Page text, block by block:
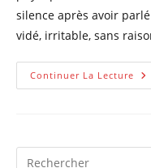
silence après avoir
vidé, irritable, sans
Continuer La Lecture
Te